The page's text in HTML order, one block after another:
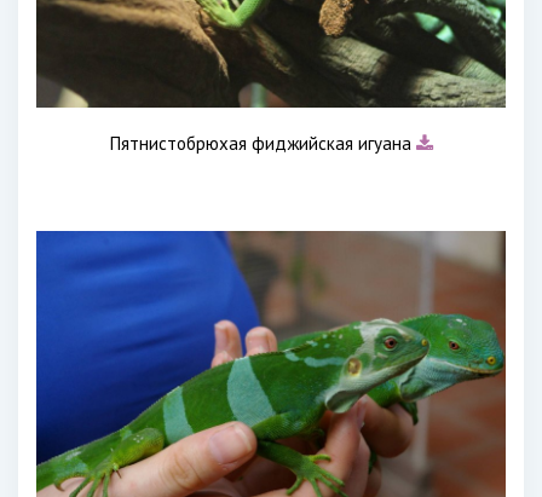
Пятнистобрюхая фиджийская игуана